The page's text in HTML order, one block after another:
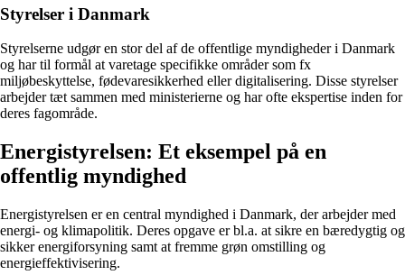
Styrelser i Danmark
Styrelserne udgør en stor del af de offentlige myndigheder i Danmark
og har til formål at varetage specifikke områder som fx
miljøbeskyttelse, fødevaresikkerhed eller digitalisering. Disse styrelser
arbejder tæt sammen med ministerierne og har ofte ekspertise inden for
deres fagområde.
Energistyrelsen: Et eksempel på en
offentlig myndighed
Energistyrelsen er en central myndighed i Danmark, der arbejder med
energi- og klimapolitik. Deres opgave er bl.a. at sikre en bæredygtig og
sikker energiforsyning samt at fremme grøn omstilling og
energieffektivisering.